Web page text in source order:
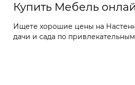
Купить Мебель
Ищете хорошие цены на
дачи и сада по